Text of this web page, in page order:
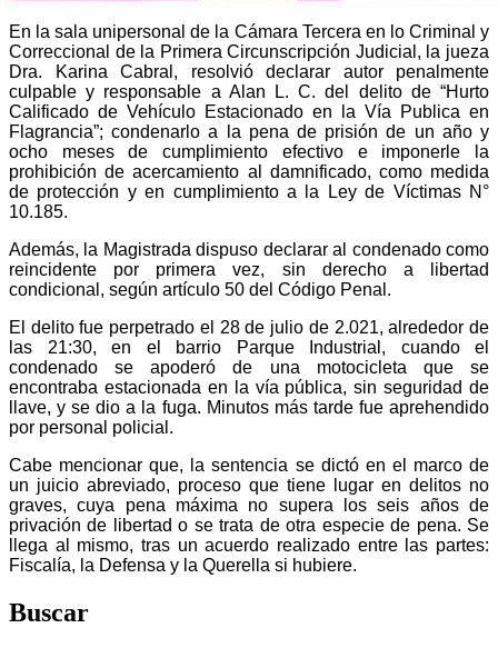
En la sala unipersonal de la Cámara Tercera en lo Criminal y
Correccional de la Primera Circunscripción Judicial, la jueza
Dra. Karina Cabral, resolvió declarar autor penalmente
culpable y responsable a Alan L. C. del delito de “Hurto
Calificado de Vehículo Estacionado en la Vía Publica en
Flagrancia”; condenarlo a la pena de prisión de un año y
ocho meses de cumplimiento efectivo e imponerle la
prohibición de acercamiento al damnificado, como medida
de protección y en cumplimiento a la Ley de Víctimas N°
10.185.
Además, la Magistrada dispuso declarar al condenado como
reincidente por primera vez, sin derecho a libertad
condicional, según artículo 50 del Código Penal.
El delito fue perpetrado el 28 de julio de 2.021, alrededor de
las 21:30, en el barrio Parque Industrial, cuando el
condenado se apoderó de una motocicleta que se
encontraba estacionada en la vía pública, sin seguridad de
llave, y se dio a la fuga. Minutos más tarde fue aprehendido
por personal policial.
Cabe mencionar que, la sentencia se dictó en el marco de
un juicio abreviado, proceso que tiene lugar en delitos no
graves, cuya pena máxima no supera los seis años de
privación de libertad o se trata de otra especie de pena. Se
llega al mismo, tras un acuerdo realizado entre las partes:
Fiscalía, la Defensa y la Querella si hubiere.
Buscar